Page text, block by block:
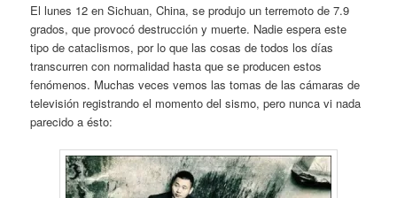
El lunes 12 en Sichuan, China, se produjo un terremoto de 7.9
grados, que provocó destrucción y muerte. Nadie espera este
tipo de cataclismos, por lo que las cosas de todos los días
transcurren con normalidad hasta que se producen estos
fenómenos. Muchas veces vemos las tomas de las cámaras de
televisión registrando el momento del sismo, pero nunca vi nada
parecido a ésto: